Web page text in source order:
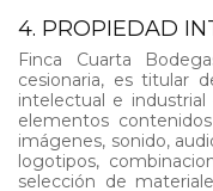
4. PROPIEDAD
Finca Cuarta
cesionaria, es titular
intelectual e
elementos
imágenes, sonido,
logotipos,
selección de